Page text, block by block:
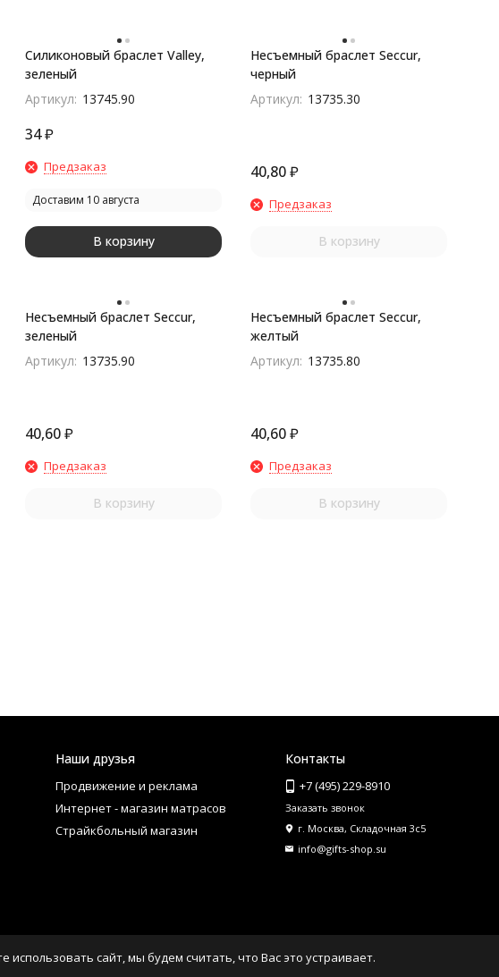
Силиконовый браслет Valley,
зеленый
Артикул: 13745.90
34₽
Предзаказ
Доставим 10 августа
В корзину
Несъемный браслет Seccur,
черный
Артикул: 13735.30
40,80₽
Предзаказ
В корзину
Несъемный браслет Seccur,
зеленый
Артикул: 13735.90
40,60₽
Предзаказ
В корзину
Несъемный браслет Seccur,
желтый
Артикул: 13735.80
40,60₽
Предзаказ
В корзину
Наши друзья
Продвижение и реклама
Интернет - магазин матрасов
Страйкбольный магазин
Контакты
+7 (495) 229-8910
Заказать звонок
г. Москва, Складочная 3с5
info@gifts-shop.su
сайт, мы будем считать, что Вас это устраивает.